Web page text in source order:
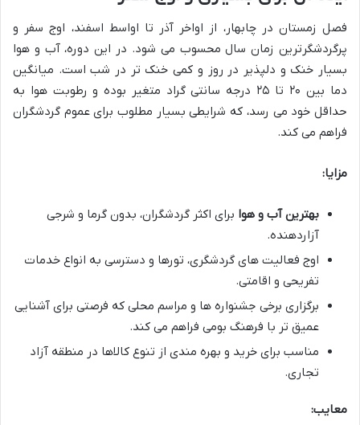
فصل زمستان در چابهار، از اواخر آذر تا اواسط اسفند، اوج سفر و
پرگردشگرترین زمان سال محسوب می شود. در این دوره، آب و هوا
بسیار خنک و دلپذیر در روز و کمی خنک تر در شب است. میانگین
دما بین ۲۰ تا ۲۵ درجه سانتی گراد متغیر بوده و رطوبت هوا به
حداقل خود می رسد، که شرایطی بسیار مطلوب برای عموم گردشگران
فراهم می کند.
مزایا:
بهترین آب و هوا برای اکثر گردشگران، بدون گرما و شرجی
آزاردهنده.
اوج فعالیت های گردشگری، تورها و دسترسی به انواع خدمات
تفریحی و اقامتی.
برگزاری برخی جشنواره ها و مراسم محلی که فرصتی برای آشنایی
عمیق تر با فرهنگ بومی فراهم می کند.
مناسب برای خرید و بهره مندی از تنوع کالاها در منطقه آزاد
تجاری.
معایب: